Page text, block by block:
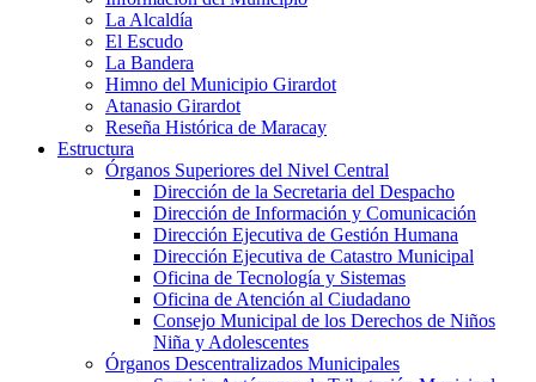
La Alcaldía
El Escudo
La Bandera
Himno del Municipio Girardot
Atanasio Girardot
Reseña Histórica de Maracay
Estructura
Órganos Superiores del Nivel Central
Dirección de la Secretaria del Despacho
Dirección de Información y Comunicación
Dirección Ejecutiva de Gestión Humana
Dirección Ejecutiva de Catastro Municipal
Oficina de Tecnología y Sistemas
Oficina de Atención al Ciudadano
Consejo Municipal de los Derechos de Niños
Niña y Adolescentes
Órganos Descentralizados Municipales